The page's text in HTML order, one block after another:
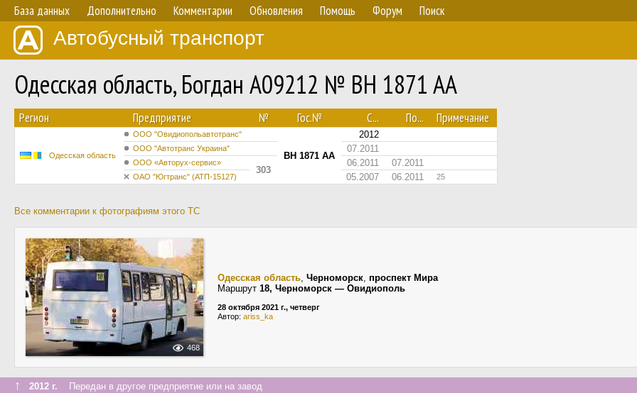
База данных Дополнительно Комментарии Обновления Помощь Форум Поиск
Автобусный транспорт
Одесская область, Богдан А09212 № BH 1871 AA
Регион Предприятие № Гос.№ С... По... Примечание
Одесская область
ООО "Овидиопольавтотранс"
BH 1871 AA
2012
ООО "Автотранс Украина" 07.2011
ООО «Авторух-сервис»
303
06.2011 07.2011
ОАО "Югтранс" (АТП-15127) 05.2007 06.2011 25
Все комментарии к фотографиям этого ТС
468
Одесская область, Черноморск, проспект Мира
Маршрут 18, Черноморск — Овидиополь
28 октября 2021 г., четверг
Автор: ariss_ka
↑ 2012 г. Передан в другое предприятие или на завод